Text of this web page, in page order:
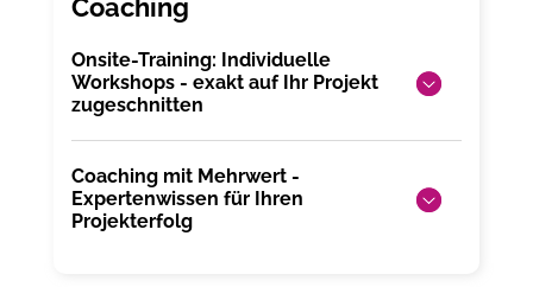
Onsite-Training: Individuelle
Workshops - exakt auf Ihr Projekt
zugeschnitten
Coaching mit Mehrwert -
Expertenwissen für Ihren
Projekterfolg